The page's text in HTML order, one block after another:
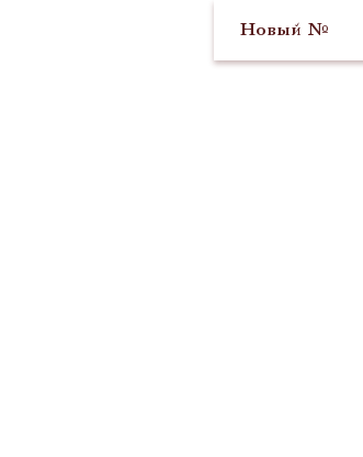
Новый №